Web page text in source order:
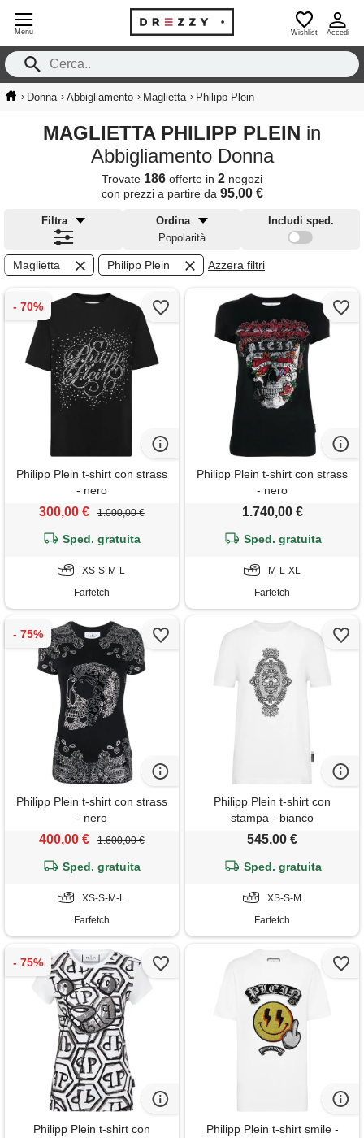
Menu Wishlist Accedi
› Donna › Abbigliamento › Maglietta › Philipp Plein
MAGLIETTA PHILIPP PLEIN in
Abbigliamento Donna
Trovate 186 offerte in 2 negozi
con prezzi a partire da 95,00 €
Filtra
Ordina
Popolarità
Includi sped.
Maglietta Philipp Plein Azzera filtri
Philipp Plein t-shirt con strass
- nero
300,00 € 1.000,00 €
Sped. gratuita
XS-S-M-L
Farfetch
Philipp Plein t-shirt con strass
- nero
1.740,00 €
Sped. gratuita
M-L-XL
Farfetch
Philipp Plein t-shirt con strass
- nero
400,00 € 1.600,00 €
Sped. gratuita
XS-S-M-L
Farfetch
Philipp Plein t-shirt con
stampa - bianco
545,00 €
Sped. gratuita
XS-S-M
Farfetch
Philipp Plein t-shirt con
Philipp Plein t-shirt smile -